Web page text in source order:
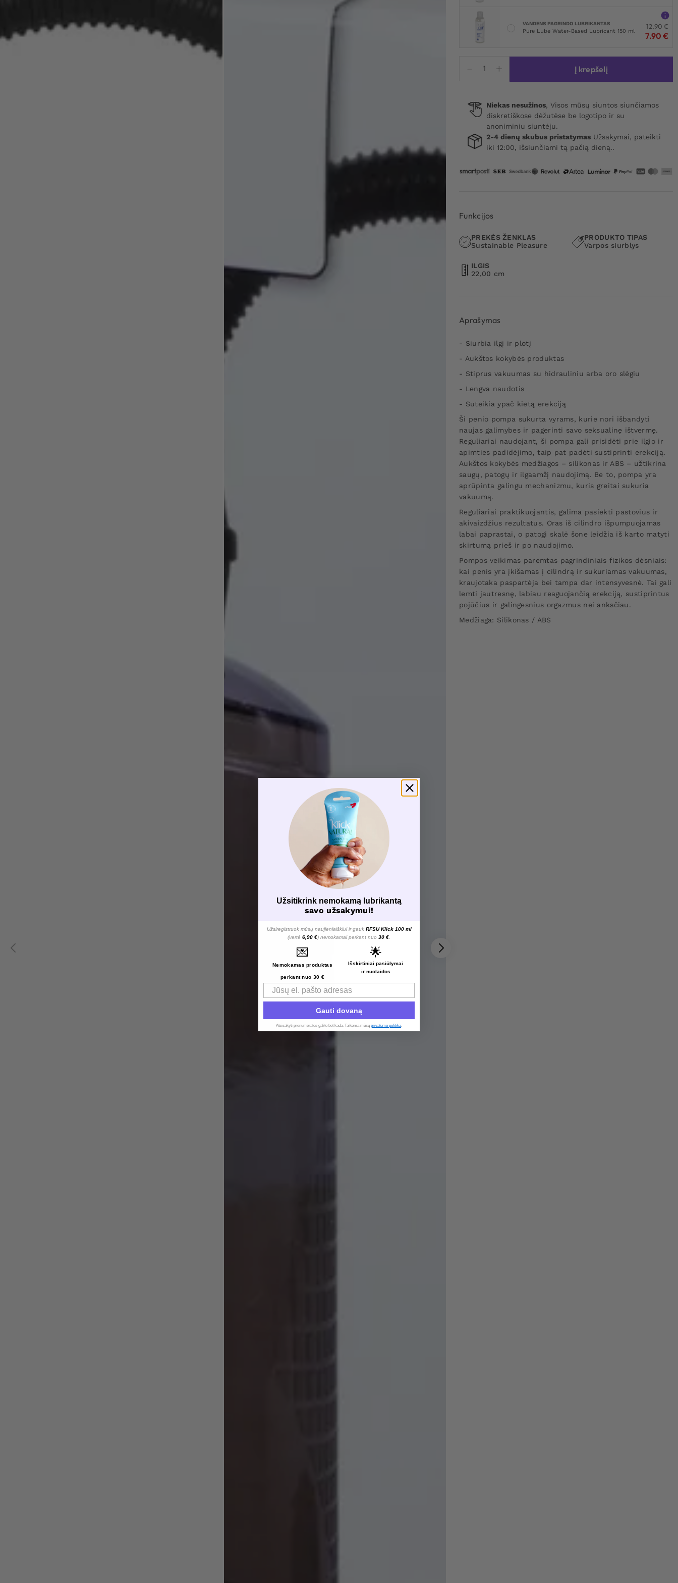
VANDENS PAGRINDO LUBRIKANTAS
Pure Lube Water-Based Lubricant 150 ml
12.90€
7.90 €
kiekis:
Pump
Į krepšelį
Niekas nesužinos, Visos mūsų siuntos siunčiamos
diskretiškose dėžutėse be logotipo ir su
anoniminiu siuntėju.
2-4 dienų skubus pristatymas Užsakymai, pateikti
iki 12:00, išsiunčiami tą pačią dieną..
Funkcijos
PREKĖS ŽENKLAS
Sustainable Pleasure
PRODUKTO TIPAS
Varpos siurblys
ILGIS
22,00 cm
Aprašymas
- Siurbia ilgį ir plotį
- Aukštos kokybės produktas
- Stiprus vakuumas su hidrauliniu arba oro slėgiu
- Lengva naudotis
- Suteikia ypač kietą erekciją
Ši penio pompa sukurta vyrams, kurie nori išbandyti
naujas galimybes ir pagerinti savo seksualinę ištvermę.
Reguliariai naudojant, ši pompa gali prisidėti prie ilgio ir
apimties padidėjimo, taip pat padėti sustiprinti erekciją.
Aukštos kokybės medžiagos – silikonas ir ABS – užtikrina
saugų, patogų ir ilgaamžį naudojimą. Be to, pompa yra
aprūpinta galingu mechanizmu, kuris greitai sukuria
vakuumą.
Reguliariai praktikuojantis, galima pasiekti pastovius ir
akivaizdžius rezultatus. Oras iš cilindro išpumpuojamas
labai paprastai, o patogi skalė šone leidžia iš karto matyti
skirtumą prieš ir po naudojimo.
Pompos veikimas paremtas pagrindiniais fizikos dėsniais:
kai penis yra įkišamas į cilindrą ir sukuriamas vakuumas,
kraujotaka paspartėja bei tampa dar intensyvesnė. Tai gali
lemti jautresnę, labiau reaguojančią erekciją, sustiprintus
pojūčius ir galingesnius orgazmus nei anksčiau.
Medžiaga: Silikonas / ABS
Užsitikrink nemokamą lubrikantą
savo užsakymui!
Užsiregistruok mūsų naujienlaiškiui ir gauk RFSU Klick 100 ml
(vertė 6,90 €) nemokamai perkant nuo 30 €
💌
Nemokamas produktas
perkant nuo 30 €
🌟
Išskirtiniai pasiūlymai
ir nuolaidos
Email
Gauti dovaną
Atsisakyti prenumeratos galite bet kada. Taikoma mūsų privatumo politika.​